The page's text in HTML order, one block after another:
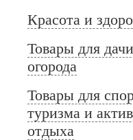
Красота и
Товары для
огорода
Товары для
туризма и
отдыха